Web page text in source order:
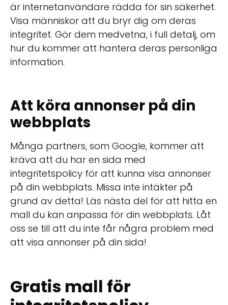
är internetanvändare rädda för sin säkerhet.
Visa människor att du bryr dig om deras
integritet. Gör dem medvetna, i full detalj, om
hur du kommer att hantera deras personliga
information.
Att köra annonser på din
webbplats
Många partners, som Google, kommer att
kräva att du har en sida med
integritetspolicy för att kunna visa annonser
på din webbplats. Missa inte intäkter på
grund av detta! Läs nästa del för att hitta en
mall du kan anpassa för din webbplats. Låt
oss se till att du inte får några problem med
att visa annonser på din sida!
Gratis mall för